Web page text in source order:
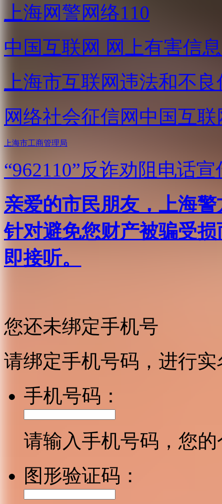
上海网警网络110
中国互联网 网上有害信
上海市互联网违法和不
网络社会征信网 中国互
上海市工商管理局
“962110”反诈劝阻电话宣
亲爱的市民朋友，上海
针对避免您财产被骗受
即接听。
您还未绑定手机号
请绑定手机号码，进行
手机号码：
请输入手机号码，您
图形验证码：